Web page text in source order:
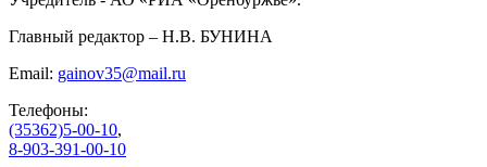
Главный редактор – Н.В. БУНИНА
Email: gainov35@mail.ru
Телефоны:
(35362)5-00-10,
8-903-391-00-10